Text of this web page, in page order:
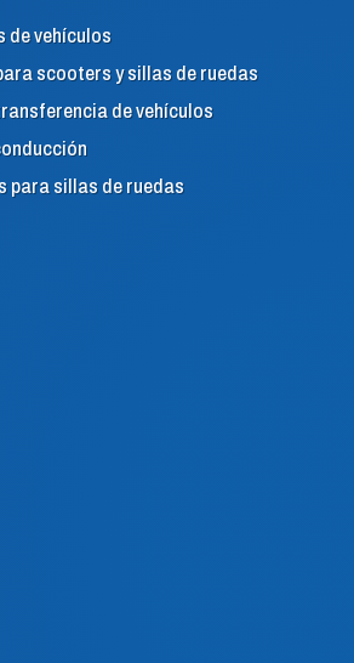
de vehículos
scooters y sillas de ruedas
de vehículos
para sillas de ruedas